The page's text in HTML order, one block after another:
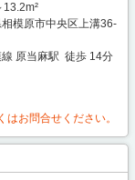
13.2m²
模原市中央区上溝36-
線 原当麻駅 徒歩 14分
お問合せください。